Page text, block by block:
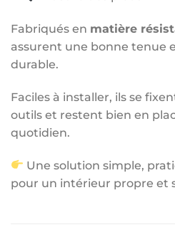
Fabriqués en matière
assurent une bonne tenue
durable.
Faciles à installer, ils se
outils et restent bien en
quotidien.
Une solution simple,
pour un intérieur propre et